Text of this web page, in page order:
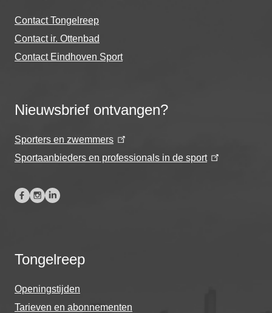
Contact Tongelreep
Contact ir. Ottenbad
Contact Eindhoven Sport
Nieuwsbrief ontvangen?
Sporters en zwemmers
Sportaanbieders en professionals in de sport
Tongelreep
Openingstijden
Tarieven en abonnementen